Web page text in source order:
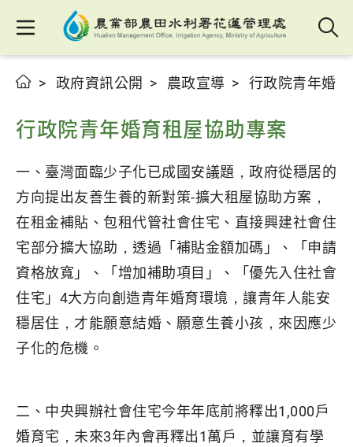
政府資訊公開 農政宣導 行政院青年婚
行政院青年婚育租屋協助專案
一、臺灣面臨少子化已成國安議題，政府從穩居的
方向提出友善生養的新對策-擴大租屋協助方案，
在租金補貼、包租代管社會住宅、直接興建社會住
宅部分擴大協助，透過「補貼金額加碼」、「申請
資格放寬」、「增加補助項目」、「優先入住社會
住宅」4大方向創造青年婚育環境，讓青年人能安
穩居住，才能願意結婚、願意生養小孩，來因應少
子化的危機。
二、中央興辦社會住宅今年年底前將釋出1,000戶
婚育宅，未來3年內會再釋出1萬戶，並讓育有學